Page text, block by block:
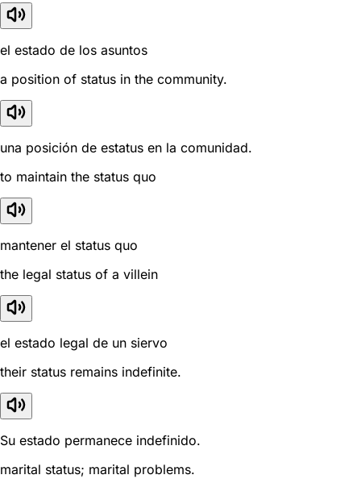
el estado de los asuntos
a position of status in the community.
una posición de estatus en la comunidad.
to maintain the status quo
mantener el status quo
the legal status of a villein
el estado legal de un siervo
their status remains indefinite.
Su estado permanece indefinido.
marital status; marital problems.